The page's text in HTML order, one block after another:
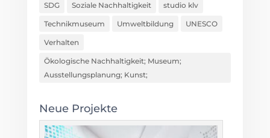
SDG Soziale Nachhaltigkeit studio klv
Technikmuseum Umweltbildung UNESCO
Verhalten
Ökologische Nachhaltigkeit; Museum;
Ausstellungsplanung; Kunst;
Neue Projekte